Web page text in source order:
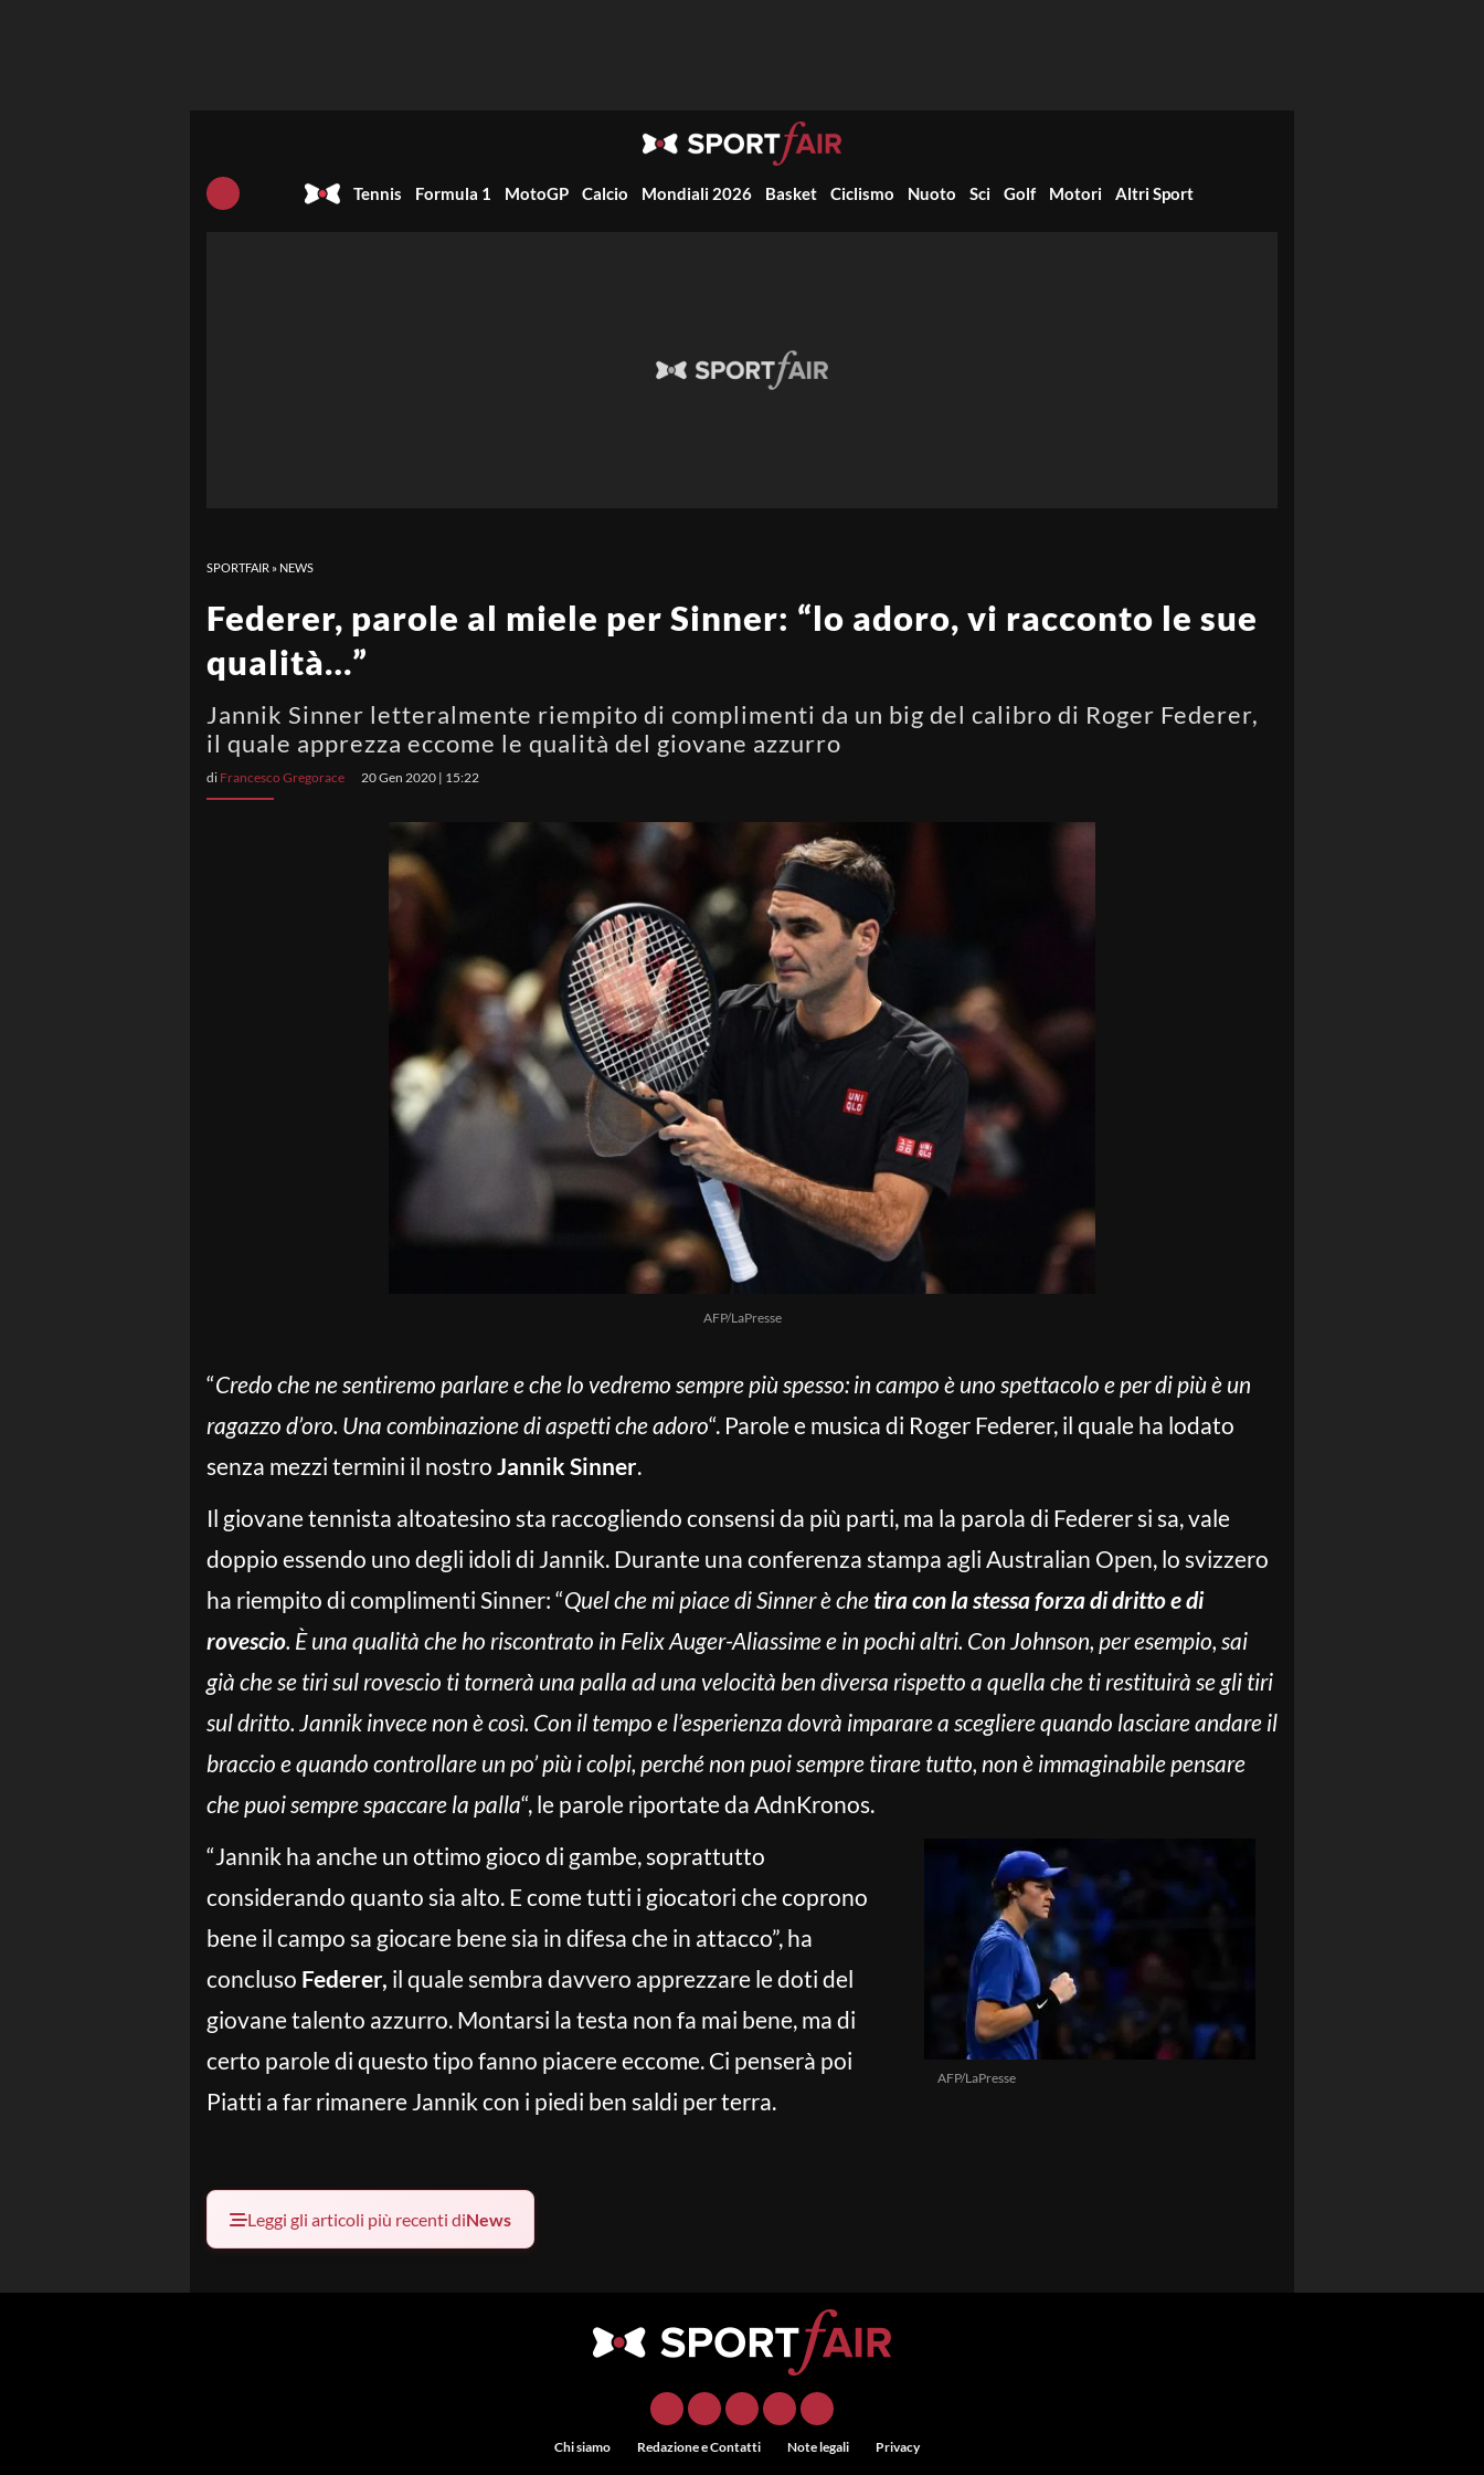
Tennis Formula 1 MotoGP Calcio Mondiali 2026 Basket Ciclismo Nuoto Sci Golf Motori Altri Sport
SPORTFAIR » NEWS
Federer, parole al miele per Sinner: “lo adoro, vi racconto le sue
qualità…”
Jannik Sinner letteralmente riempito di complimenti da un big del calibro di Roger Federer,
il quale apprezza eccome le qualità del giovane azzurro
di Francesco Gregorace 20 Gen 2020 | 15:22
AFP/LaPresse
“Credo che ne sentiremo parlare e che lo vedremo sempre più spesso: in campo è uno spettacolo e per di più è un
ragazzo d’oro. Una combinazione di aspetti che adoro“. Parole e musica di Roger Federer, il quale ha lodato
senza mezzi termini il nostro Jannik Sinner.
Il giovane tennista altoatesino sta raccogliendo consensi da più parti, ma la parola di Federer si sa, vale
doppio essendo uno degli idoli di Jannik. Durante una conferenza stampa agli Australian Open, lo svizzero
ha riempito di complimenti Sinner: “Quel che mi piace di Sinner è che tira con la stessa forza di dritto e di
rovescio. È una qualità che ho riscontrato in Felix Auger-Aliassime e in pochi altri. Con Johnson, per esempio, sai
già che se tiri sul rovescio ti tornerà una palla ad una velocità ben diversa rispetto a quella che ti restituirà se gli tiri
sul dritto. Jannik invece non è così. Con il tempo e l’esperienza dovrà imparare a scegliere quando lasciare andare il
braccio e quando controllare un po’ più i colpi, perché non puoi sempre tirare tutto, non è immaginabile pensare
che puoi sempre spaccare la palla“, le parole riportate da AdnKronos.
AFP/LaPresse
“Jannik ha anche un ottimo gioco di gambe, soprattutto
considerando quanto sia alto. E come tutti i giocatori che coprono
bene il campo sa giocare bene sia in difesa che in attacco”, ha
concluso Federer, il quale sembra davvero apprezzare le doti del
giovane talento azzurro. Montarsi la testa non fa mai bene, ma di
certo parole di questo tipo fanno piacere eccome. Ci penserà poi
Piatti a far rimanere Jannik con i piedi ben saldi per terra.
Leggi gli articoli più recenti diNews
Chi siamo Redazione e Contatti Note legali Privacy